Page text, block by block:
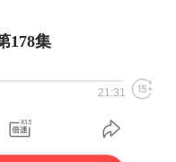
178集
21:31